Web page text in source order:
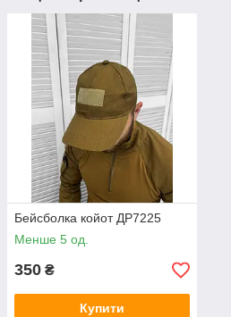
Бейсболка койот ДР7225
Менше 5 од.
350 ₴
Купити